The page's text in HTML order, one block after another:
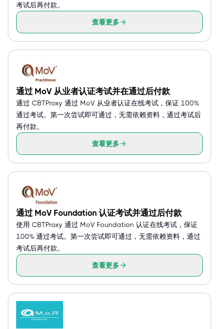
考试后再付款。
查看更多
通过 MoV 从业者认证考试并在通过后付款
通过 CBTProxy 通过 MoV 从业者认证在线考试，保证 100%
通过考试。第一次尝试即可通过，无需依赖资料，通过考试后
再付款。
查看更多
通过 MoV Foundation 认证考试并通过后付款
使用 CBTProxy 通过 MoV Foundation 认证在线考试，保证
100% 通过考试。第一次尝试即可通过，无需依赖资料，通过
考试后再付款。
查看更多